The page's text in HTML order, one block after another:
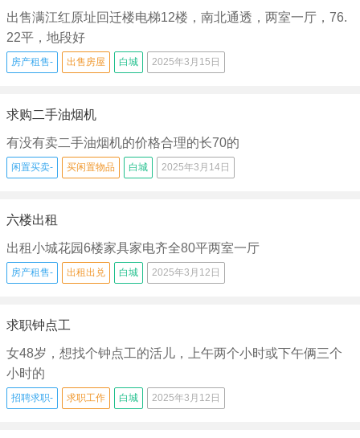
出售满江红原址回迁楼电梯12楼，南北通透，两室一厅，76.
22平，地段好
房产租售- 出售房屋 白城 2025年3月15日
求购二手油烟机
有没有卖二手油烟机的价格合理的长70的
闲置买卖- 买闲置物品 白城 2025年3月14日
六楼出租
出租小城花园6楼家具家电齐全80平两室一厅
房产租售- 出租出兑 白城 2025年3月12日
求职钟点工
女48岁，想找个钟点工的活儿，上午两个小时或下午俩三个
小时的
招聘求职- 求职工作 白城 2025年3月12日